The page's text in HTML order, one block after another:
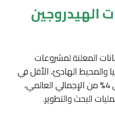
الهيدروجين
المعلنة لمشروعات
والمحيط الهادئ، الأقل في
العالم، مع استحواذها على 4% من الإجمالي العالمي،
البحث والتطوير.